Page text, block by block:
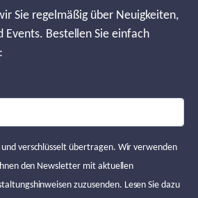
Sie regelmäßig über Neuigkeiten,
Events. Bestellen Sie einfach
verschlüsselt übertragen. Wir verwenden
den Newsletter mit aktuellen
zuzusenden. Lesen Sie dazu